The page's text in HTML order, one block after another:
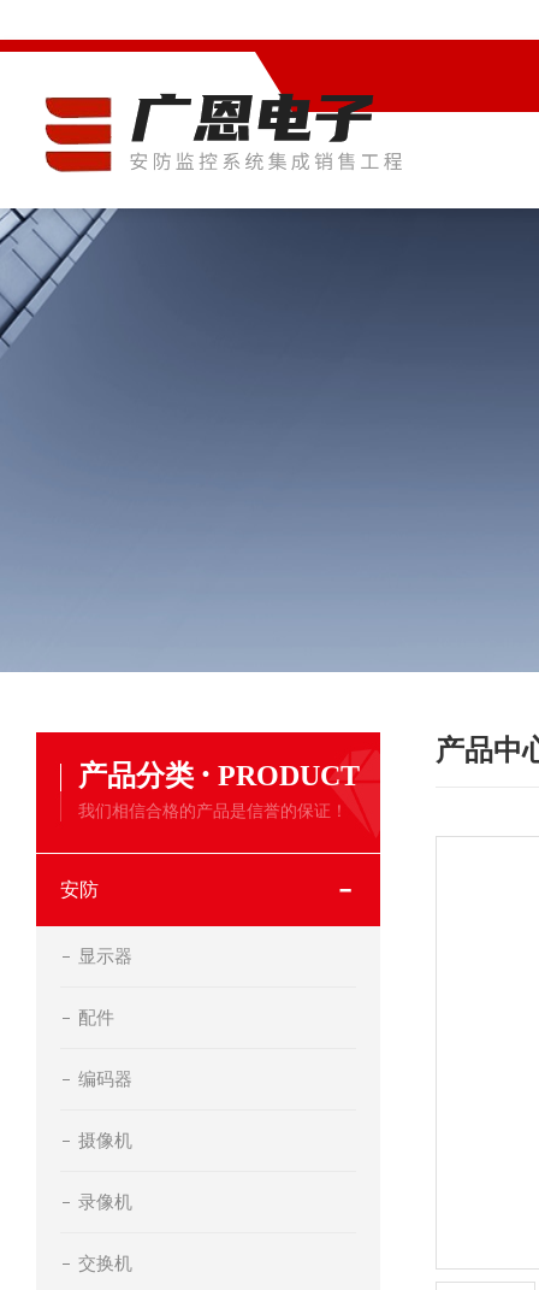
产品分类 · PRODUCT
我们相信合格的产品是信誉的保证！
安防
显示器
配件
编码器
摄像机
录像机
交换机
产品中